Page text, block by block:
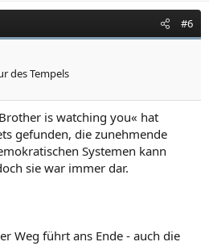
#6
des Tempels
is watching you« hat
gefunden, die zunehmende
Systemen kann
sie war immer dar.
Weg führt ans Ende - auch die